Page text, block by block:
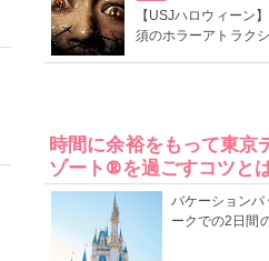
【USJハロウィーン
須のホラーアトラク
時間に余裕をもって東京
ゾート®を過ごすコツと
バケーション
ークでの2日間